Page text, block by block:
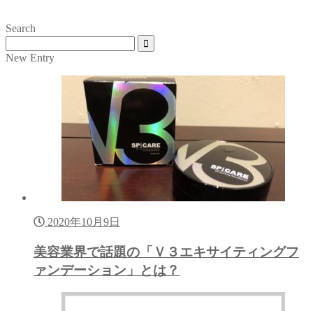
Search
New Entry
2020年10月9日
美容業界で話題の「Ｖ３エキサイティングフ
ァンデーション」とは？